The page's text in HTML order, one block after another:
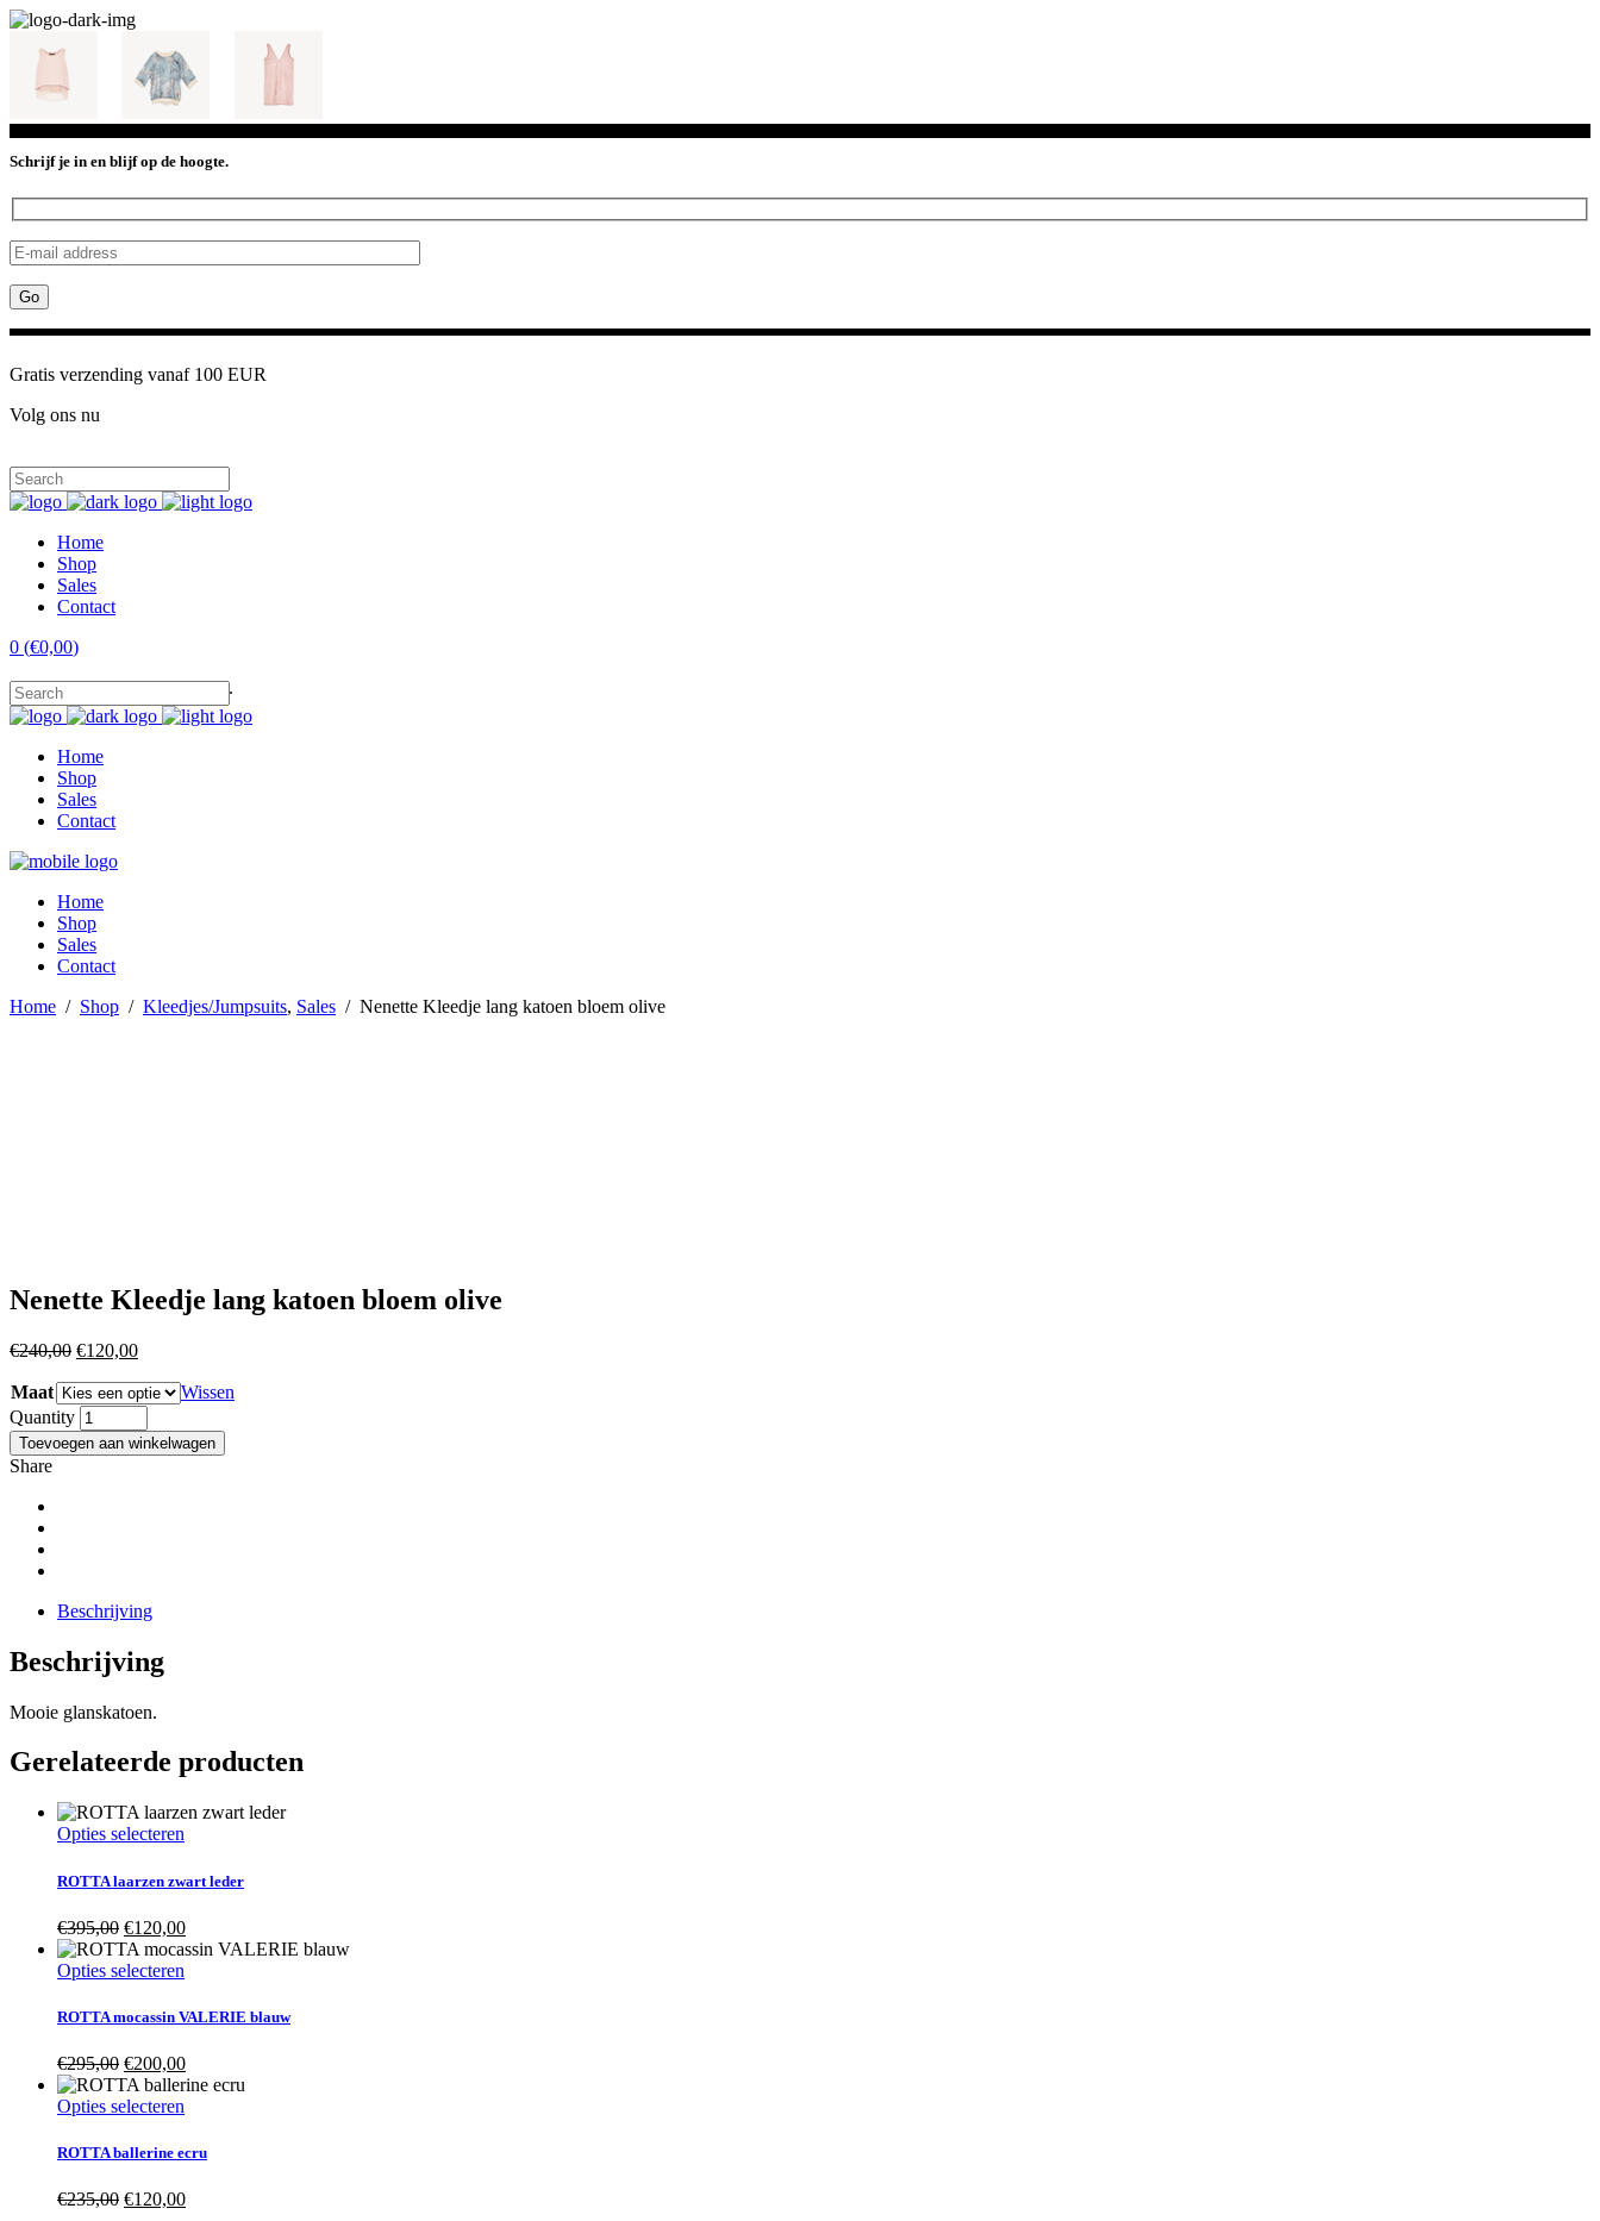
Schrijf je in en blijf op de hoogte.
Gratis verzending vanaf 100 EUR
Volg ons nu
Home
Shop
Sales
Contact
0 (€0,00)
No products in the cart.
Home
Shop
Sales
Contact
Home
Shop
Sales
Contact
Home / Shop / Kleedjes/Jumpsuits, Sales / Nenette Kleedje lang katoen bloem olive
Nenette Kleedje lang katoen bloem olive
€240,00 Oorspronkelijke
was:
€240,00.
€120,00Huidige
is:
€120,00.
Maat
Wissen
Quantity
Toevoegen aan winkelwagen
Share
Beschrijving
Beschrijving
Mooie glanskatoen.
Gerelateerde producten
Opties selecteren
ROTTA laarzen zwart leder
€395,00 Oorspronkelijke
prijs
was:
€120,00Huidige
prijs
Opties selecteren
ROTTA mocassin VALERIE blauw
€295,00 Oorspronkelijke
prijs
was:
€200,00Huidige
prijs
Opties selecteren
ROTTA ballerine ecru
€235,00 Oorspronkelijke
€120,00Huidige